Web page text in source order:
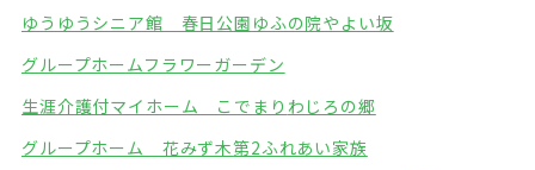
ゆうゆうシニア館 春日公園 ゆふの院やよい坂
グループホームフラワーガーデン
生涯介護付マイホーム こでまり わじろの郷
グループホーム 花みず木第2ふれあい家族